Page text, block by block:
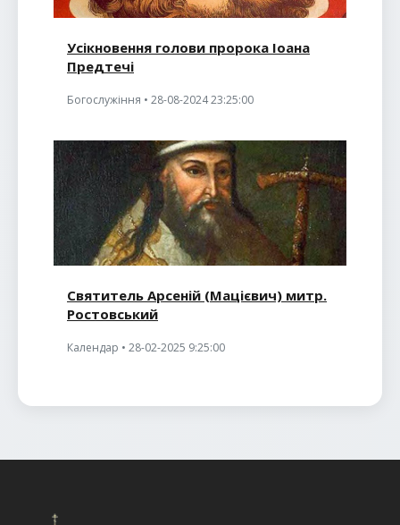
Усікновення голови пророка Іоана
Предтечі
Богослужіння • 28-08-2024 23:25:00
Святитель Арсеній (Мацієвич) митр.
Ростовський
Календар • 28-02-2025 9:25:00